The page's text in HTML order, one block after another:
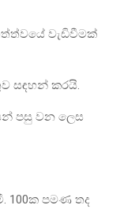
වැඩිවීමක්
සඳහන් කරයි.
පසු වන ලෙස
100ක පමණ තද